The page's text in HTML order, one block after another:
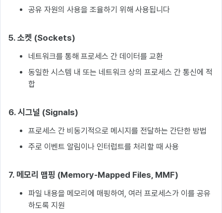
공유 자원의 사용을 조율하기 위해 사용됩니다
5. 소켓 (Sockets)
네트워크를 통해 프로세스 간 데이터를 교환
동일한 시스템 내 또는 네트워크 상의 프로세스 간 통신에 적
합
6. 시그널 (Signals)
프로세스 간 비동기적으로 메시지를 전달하는 간단한 방법
주로 이벤트 알림이나 인터럽트를 처리할 때 사용
7. 메모리 맵핑 (Memory-Mapped Files, MMF)
파일 내용을 메모리에 매핑하여, 여러 프로세스가 이를 공유
하도록 지원